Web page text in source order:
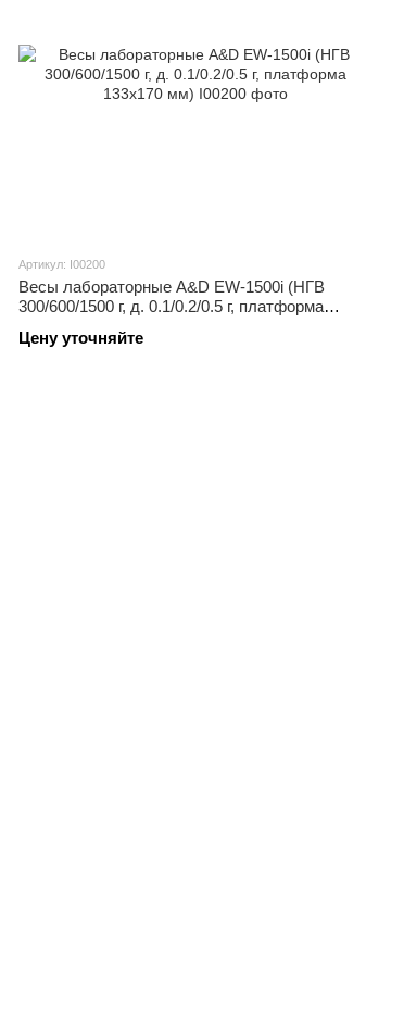
Артикул: I00200
Весы лабораторные A&D EW-1500i (НГВ
300/600/1500 г, д. 0.1/0.2/0.5 г, платформа
Цену уточняйте